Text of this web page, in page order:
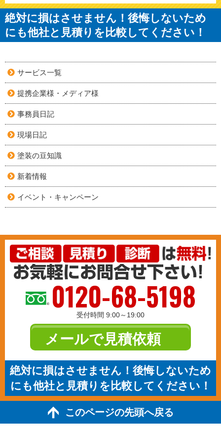
絶対に損はさせません！後悔しないため
にも他社と見積りを比較してください！
サービス一覧
提携企業様・メディア様
事務員日記
現場日記
塗装の豆知識
新着情報
イベント・キャンペーン
0120-68-5198
受付時間 9:00～19:00
メールで見積依頼
絶対に損はさせません！後悔しないため
にも他社と見積りを比較してください！
このページの先頭へ戻る